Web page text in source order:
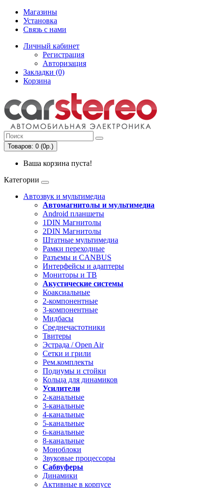
Магазины
Установка
Связь с нами
Личный кабинет
Регистрация
Авторизация
Закладки (0)
Корзина
Товаров: 0 (0р.)
Ваша корзина пуста!
Категории
Автозвук и мультимедиа
Автомагнитолы и мультимедиа
Android планшеты
1DIN Магнитолы
2DIN Магнитолы
Штатные мультимедиа
Рамки переходные
Разъемы и CANBUS
Интерфейсы и адаптеры
Мониторы и ТВ
Акустические системы
Коаксиальные
2-компонентные
3-компонентные
Мидбасы
Среднечастотники
Твитеры
Эстрада / Open Air
Сетки и грили
Рем.комплекты
Подиумы и стойки
Кольца для динамиков
Усилители
2-канальные
3-канальные
4-канальные
5-канальные
6-канальные
8-канальные
Моноблоки
Звуковые процессоры
Сабвуферы
Динамики
Активные в корпусе